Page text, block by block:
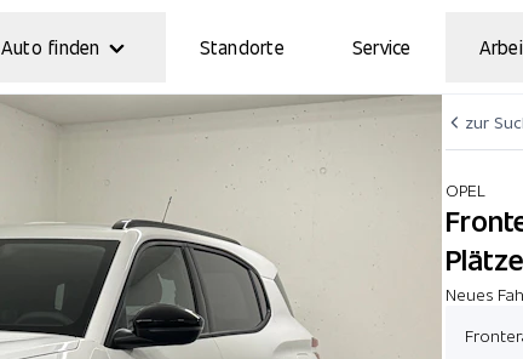
Auto finden Standorte Service
zur
OPEL
Neues